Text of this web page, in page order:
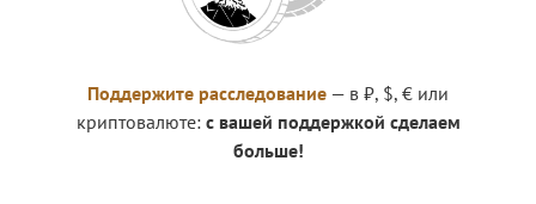
Поддержите расследование — в ₽, $, € или
криптовалюте: с вашей поддержкой сделаем
больше!